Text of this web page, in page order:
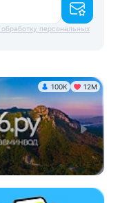
обработку персональных
100K 12М